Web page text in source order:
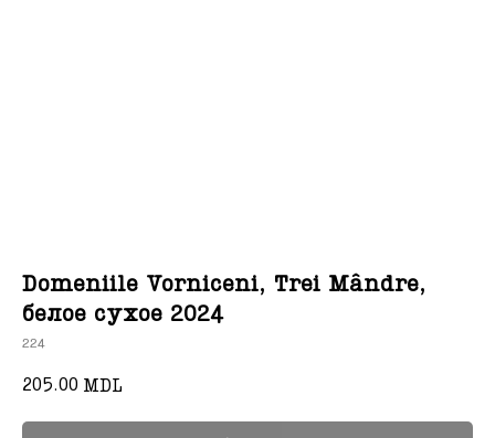
Domeniile Vorniceni, Trei Mândre,
белое сухое 2024
224
205.00 MDL